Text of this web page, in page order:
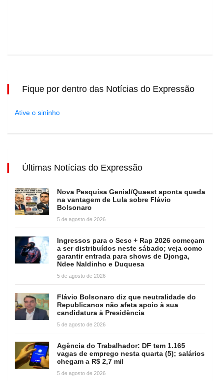
Fique por dentro das Notícias do Expressão
Ative o sininho
Últimas Notícias do Expressão
Nova Pesquisa Genial/Quaest aponta queda
na vantagem de Lula sobre Flávio
Bolsonaro
5 de agosto de 2026
Ingressos para o Sesc + Rap 2026 começam
a ser distribuídos neste sábado; veja como
garantir entrada para shows de Djonga,
Ndee Naldinho e Duquesa
5 de agosto de 2026
Flávio Bolsonaro diz que neutralidade do
Republicanos não afeta apoio à sua
candidatura à Presidência
5 de agosto de 2026
Agência do Trabalhador: DF tem 1.165
vagas de emprego nesta quarta (5); salários
chegam a R$ 2,7 mil
5 de agosto de 2026